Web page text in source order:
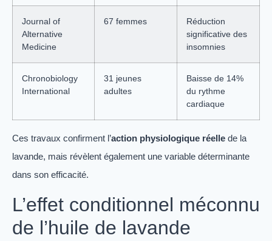
Journal of
Alternative
Medicine
67 femmes
Réduction
significative des
insomnies
Chronobiology
International
31 jeunes
adultes
Baisse de 14%
du rythme
cardiaque
Ces travaux confirment l’action physiologique réelle de la
lavande, mais révèlent également une variable déterminante
dans son efficacité.
L’effet conditionnel méconnu
de l’huile de lavande